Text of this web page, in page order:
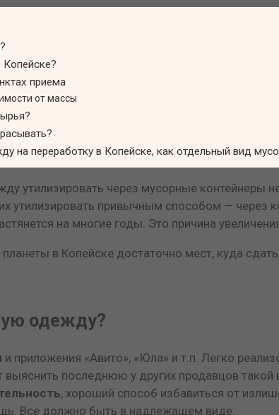
приема
от массы
на переработку в Копейске, как отдельный вид
утилизировать через мусорные контейнеры
их утилизировать привычным способом —
на многие годы. Это причина
в Копейске достаточно мест, куда
одежду?
и приложения «Авито», «Юла» и т.п. Легко
выяснить последнюю у других продавцов
, хороший способ избавиться от
Все должно быть в надлежащем виде.